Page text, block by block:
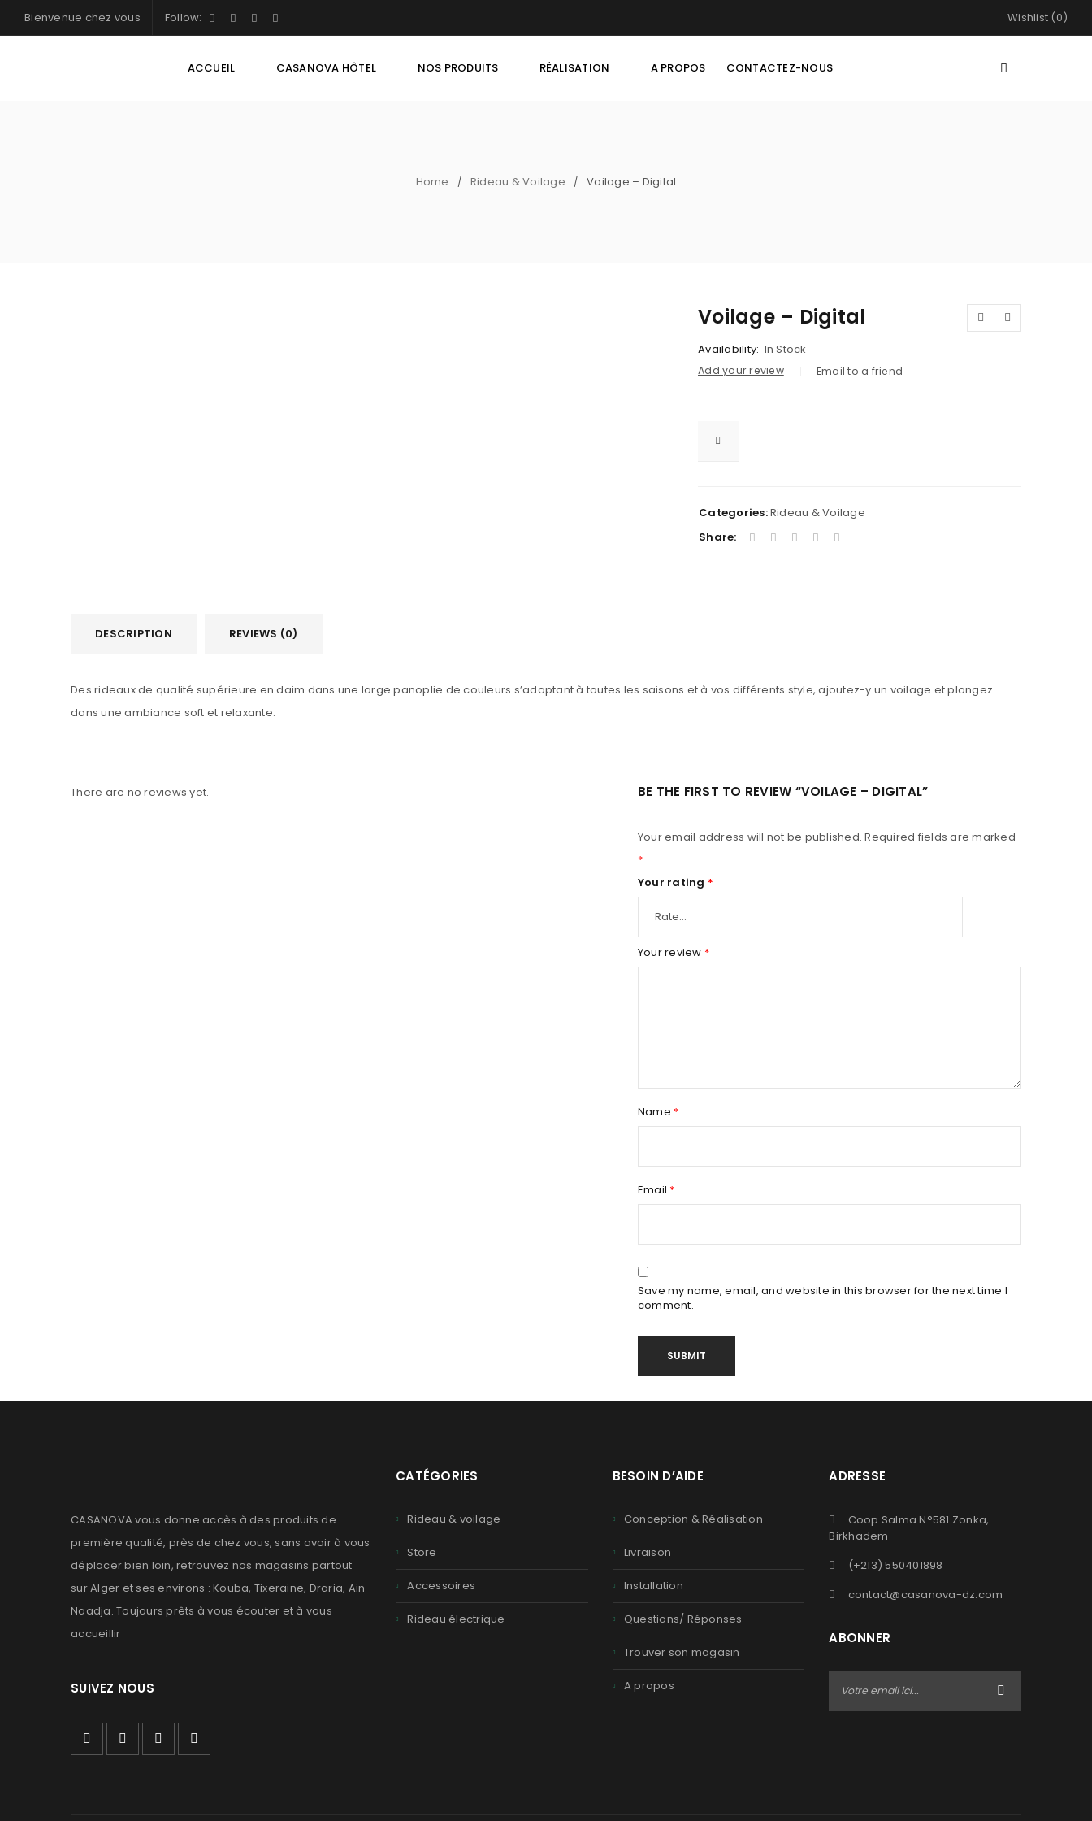
Bienvenue chez vous Follow: Wishlist (0)
ACCUEIL CASANOVA HÔTEL NOS PRODUITS RÉALISATION A PROPOS CONTACTEZ-NOUS
Home / Rideau & Voilage / Voilage – Digital
Voilage – Digital
Availability: In Stock
Add your review Email to a friend
Categories:Rideau & Voilage
Share:
DESCRIPTION REVIEWS (0)
Des rideaux de qualité supérieure en daim dans une large panoplie de couleurs s’adaptant à toutes les saisons et à vos différents style, ajoutez-y un voilage et plongez
dans une ambiance soft et relaxante.
There are no reviews yet. BE THE FIRST TO REVIEW “VOILAGE – DIGITAL”
Your email address will not be published. Required fields are marked
*
Your rating *
Your review *
Name *
Email *
Save my name, email, and website in this browser for the next time I
comment.
CASANOVA vous donne accès à des produits de
première qualité, près de chez vous, sans avoir à vous
déplacer bien loin, retrouvez nos magasins partout
sur Alger et ses environs : Kouba, Tixeraine, Draria, Ain
Naadja. Toujours prêts à vous écouter et à vous
accueillir
SUIVEZ NOUS
CATÉGORIES
Rideau & voilage
Store
Accessoires
Rideau électrique
BESOIN D’AIDE
Conception & Réalisation
Livraison
Installation
Questions/ Réponses
Trouver son magasin
A propos
ADRESSE
Coop Salma N°581 Zonka,
Birkhadem
(+213) 550401898
contact@casanova-dz.com
ABONNER